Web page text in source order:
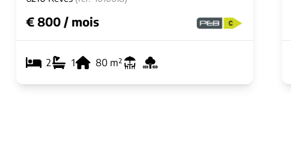
€ 800 / mois
2 1 80 m²